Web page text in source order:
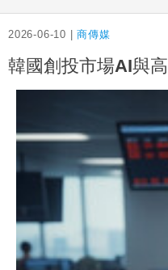
2026-06-10 |商傳媒
韓國創投市場AI與